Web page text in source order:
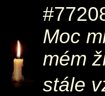
Moc
mém
stále